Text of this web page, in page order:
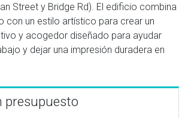
Street y Bridge Rd). El edificio combina
con un estilo artístico para crear un
y acogedor diseñado para ayudar
y dejar una impresión duradera en
presupuesto